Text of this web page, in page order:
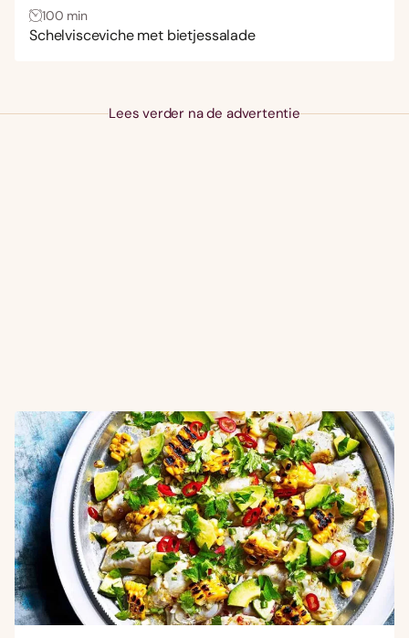
100 min
Schelvisceviche met bietjessalade
Lees verder na de advertentie